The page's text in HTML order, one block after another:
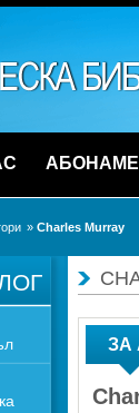
» Charles Murray
ЗА